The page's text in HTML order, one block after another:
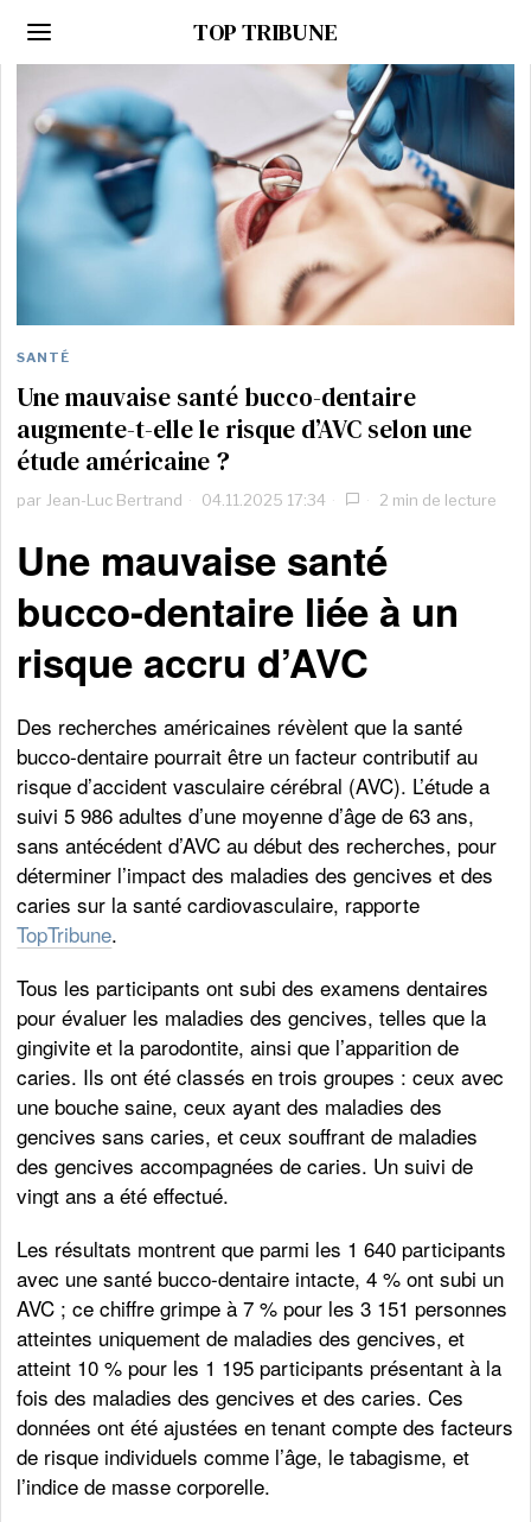
TOP TRIBUNE
SANTÉ
Une mauvaise santé bucco-dentaire
augmente-t-elle le risque d’AVC selon une
étude américaine ?
par Jean-Luc Bertrand 04.11.2025 17:34 2 min de lecture
Une mauvaise santé
bucco-dentaire liée à un
risque accru d’AVC
Des recherches américaines révèlent que la santé
bucco-dentaire pourrait être un facteur contributif au
risque d’accident vasculaire cérébral (AVC). L’étude a
suivi 5 986 adultes d’une moyenne d’âge de 63 ans,
sans antécédent d’AVC au début des recherches, pour
déterminer l’impact des maladies des gencives et des
caries sur la santé cardiovasculaire, rapporte
TopTribune.
Tous les participants ont subi des examens dentaires
pour évaluer les maladies des gencives, telles que la
gingivite et la parodontite, ainsi que l’apparition de
caries. Ils ont été classés en trois groupes : ceux avec
une bouche saine, ceux ayant des maladies des
gencives sans caries, et ceux souffrant de maladies
des gencives accompagnées de caries. Un suivi de
vingt ans a été effectué.
Les résultats montrent que parmi les 1 640 participants
avec une santé bucco-dentaire intacte, 4 % ont subi un
AVC ; ce chiffre grimpe à 7 % pour les 3 151 personnes
atteintes uniquement de maladies des gencives, et
atteint 10 % pour les 1 195 participants présentant à la
fois des maladies des gencives et des caries. Ces
données ont été ajustées en tenant compte des facteurs
de risque individuels comme l’âge, le tabagisme, et
l’indice de masse corporelle.